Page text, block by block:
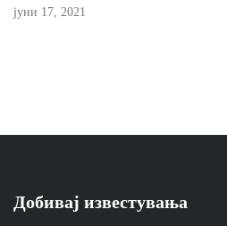
јуни 17, 2021
Добивај известувања